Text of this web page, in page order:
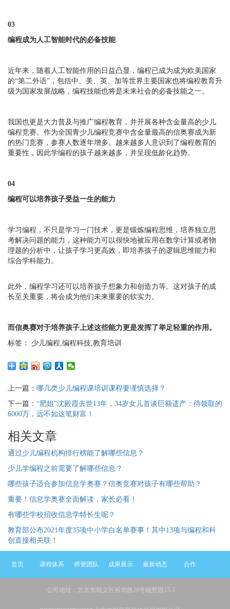
03
编程成为人工智能时代的必备技能
近年来，随着人工智能作用的日益凸显，编程已成为成为欧美国家
的“第二外语”，包括中、美、英、加等世界主要国家也将编程教育升
级为国家发展战略，编程技能也将是未来社会的必备技能之一。
我国也更是大力普及与推广编程教育，并开展各种含金量高的少儿
编程竞赛。作为全国青少儿编程竞赛中含金量最高的信奥赛成为新
的热门竞赛，参赛人数逐年增多。越来越多人意识到了编程教育的
重要性，因此学编程的孩子越来越多，并呈现低龄化趋势。
04
编程可以培养孩子受益一生的能力
学习编程，不只是学习一门技术，更是锻炼编程思维，培养独立思
考解决问题的能力，这种能力可以很快地被应用在数学计算或者物
理题的分析中，让孩子学习更高效，即培养孩子的逻辑思维能力和
综合学科能力。
此外，编程学习还可以培养孩子想象力和创造力等。这对孩子的成
长至关重要，将会成为他们未来重要的软实力。
而信奥赛对于培养孩子上述这些能力更是发挥了举足轻重的作用。
标签： 少儿编程,编程科技,教育培训
上一篇： 哪几类少儿编程课培训课程要谨慎选择？
下一篇： “肥姐”沈殿霞去世13年，34岁女儿首谈巨额遗产：待领取的
6000万，远不如这笔财富！
相关文章
通过少儿编程机构排行榜能了解哪些信息？
少儿学编程之前需要了解哪些信息？
哪些孩子适合参加信息学奥赛？信奥竞赛对孩子有哪些帮助？
重要！信息学奥赛全面解读，家长必看！
有哪些学校招收信息学特长生呢？
教育部公布2021年度35项中小学白名单赛事！其中13项与编程和科
创直接相关联！
首页 课程体系 师资团队 成果展示 最新动态 合作
公司地址：北京市顺义区裕华路28号融慧园15-3